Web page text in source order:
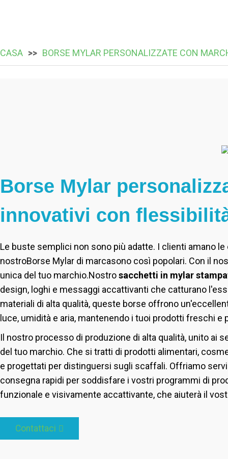
CASA BORSE MYLAR PERSONALIZZATE CON
Borse Mylar
innovativi con
Le buste semplici non sono più adatte. I clienti amano
nostroBorse Mylar di marcasono così popolari. Con il
unica del tuo marchio.Nostrosacchetti in mylar
design, loghi e messaggi accattivanti che catturano
materiali di alta qualità, queste borse offrono
luce, umidità e aria, mantenendo i tuoi prodotti freschi
Il nostro processo di produzione di alta qualità, unito ai
del tuo marchio. Che si tratti di prodotti alimentari,
e progettati per distinguersi sugli scaffali. Offriamo
consegna rapidi per soddisfare i vostri programmi di
funzionale e visivamente accattivante, che aiuterà il
Contattaci